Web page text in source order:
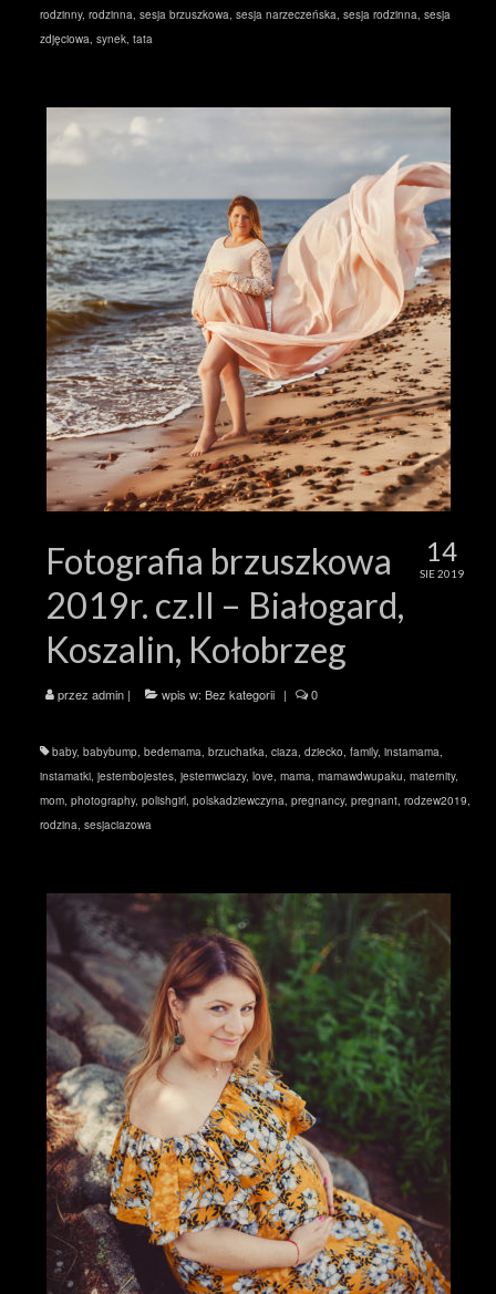
rodzinny, rodzinna, sesja brzuszkowa, sesja narzeczeńska, sesja rodzinna, sesja
zdjęciowa, synek, tata
14
SIE 2019
Fotografia brzuszkowa
2019r. cz.II – Białogard,
Koszalin, Kołobrzeg
przez admin | wpis w: Bez kategorii | 0
baby, babybump, bedemama, brzuchatka, ciaza, dziecko, family, instamama,
instamatki, jestembojestes, jestemwciazy, love, mama, mamawdwupaku, maternity,
mom, photography, polishgirl, polskadziewczyna, pregnancy, pregnant, rodzew2019,
rodzina, sesjaciazowa